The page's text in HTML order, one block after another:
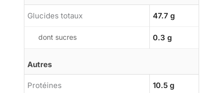
Glucides totaux 47.7 g
dont sucres 0.3 g
Autres
Protéines 10.5 g